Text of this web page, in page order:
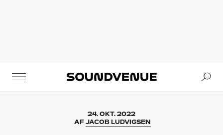
Soundvenue
24. OKT. 2022
AFJACOB LUDVIGSEN